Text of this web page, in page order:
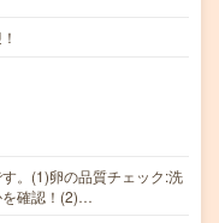
。(1)卵の品質チェック:洗
を確認！(2)…